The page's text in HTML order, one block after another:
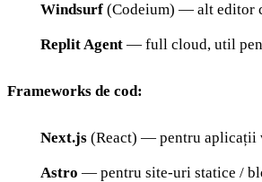
Windsurf (Codeium) — alt editor
Replit Agent — full cloud, util
Frameworks de cod:
Next.js (React) — pentru aplicații
Astro — pentru site-uri statice /